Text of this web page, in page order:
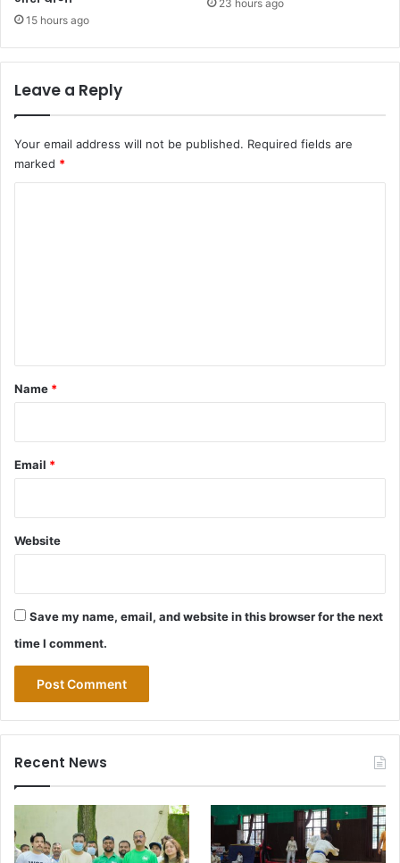
15 hours ago
23 hours ago
Leave a Reply
Your email address will not be published. Required fields are
marked *
*
Name *
Email *
Website
Save my name, email, and website in this browser for the next
time I comment.
Recent News